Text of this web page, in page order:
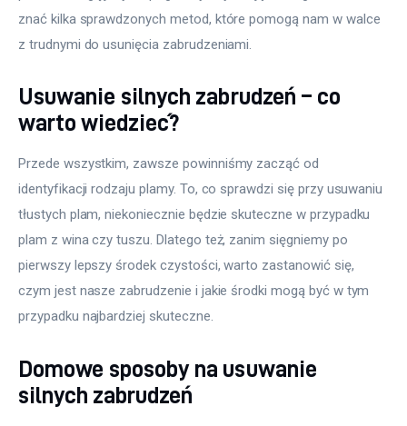
znać kilka sprawdzonych metod, które pomogą nam w walce
z trudnymi do usunięcia zabrudzeniami.
Usuwanie silnych zabrudzeń – co
warto wiedzieć?
Przede wszystkim, zawsze powinniśmy zacząć od
identyfikacji rodzaju plamy. To, co sprawdzi się przy usuwaniu
tłustych plam, niekoniecznie będzie skuteczne w przypadku
plam z wina czy tuszu. Dlatego też, zanim sięgniemy po
pierwszy lepszy środek czystości, warto zastanowić się,
czym jest nasze zabrudzenie i jakie środki mogą być w tym
przypadku najbardziej skuteczne.
Domowe sposoby na usuwanie
silnych zabrudzeń